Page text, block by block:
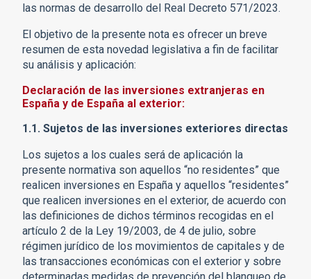
las normas de desarrollo del Real Decreto 571/2023.
El objetivo de la presente nota es ofrecer un breve
resumen de esta novedad legislativa a fin de facilitar
su análisis y aplicación:
Declaración de las inversiones extranjeras en
España y de España al exterior:
1.1. Sujetos de las inversiones exteriores directas
Los sujetos a los cuales será de aplicación la
presente normativa son aquellos “no residentes” que
realicen inversiones en España y aquellos “residentes”
que realicen inversiones en el exterior, de acuerdo con
las definiciones de dichos términos recogidas en el
artículo 2 de la Ley 19/2003, de 4 de julio, sobre
régimen jurídico de los movimientos de capitales y de
las transacciones económicas con el exterior y sobre
determinadas medidas de prevención del blanqueo de